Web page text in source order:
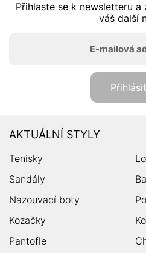
Přihlaste se k newsletteru
váš další
E-mailová
AKTUÁLNÍ STYLY
Tenisky
Sandály
Nazouvací boty
Kozačky
Pantofle